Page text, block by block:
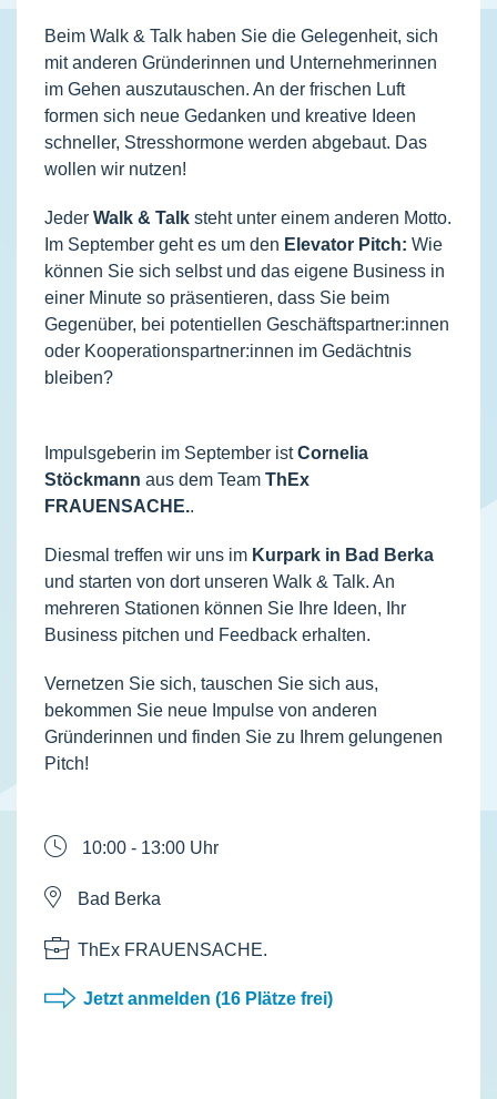
Beim Walk & Talk haben Sie die Gelegenheit, sich
mit anderen Gründerinnen und Unternehmerinnen
im Gehen auszutauschen. An der frischen Luft
formen sich neue Gedanken und kreative Ideen
schneller, Stresshormone werden abgebaut. Das
wollen wir nutzen!
Jeder Walk & Talk steht unter einem anderen Motto.
Im September geht es um den Elevator Pitch: Wie
können Sie sich selbst und das eigene Business in
einer Minute so präsentieren, dass Sie beim
Gegenüber, bei potentiellen Geschäftspartner:innen
oder Kooperationspartner:innen im Gedächtnis
bleiben?
Impulsgeberin im September istCornelia
Stöckmann aus dem Team ThEx
FRAUENSACHE..
Diesmal treffen wir uns im Kurpark in Bad Berka
und starten von dort unseren Walk & Talk. An
mehreren Stationen können Sie Ihre Ideen, Ihr
Business pitchen und Feedback erhalten.
Vernetzen Sie sich, tauschen Sie sich aus,
bekommen Sie neue Impulse von anderen
Gründerinnen und finden Sie zu Ihrem gelungenen
Pitch!
10:00 - 13:00 Uhr
Bad Berka
ThEx FRAUENSACHE.
Jetzt anmelden (16 Plätze frei)